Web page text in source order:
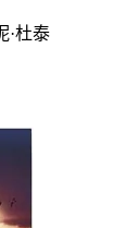
·杜泰